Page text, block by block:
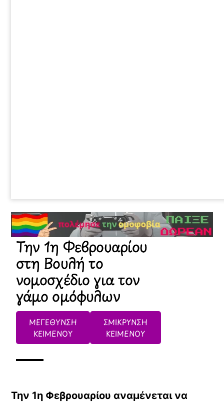
Την 1η Φεβρουαρίου
στη Βουλή το
νομοσχέδιο για τον
γάμο ομόφυλων
ΜΕΓΕΘΥΝΣΗ
ΚΕΙΜΕΝΟΥ
ΣΜΙΚΡΥΝΣΗ
ΚΕΙΜΕΝΟΥ
Την 1η Φεβρουαρίου αναμένεται να